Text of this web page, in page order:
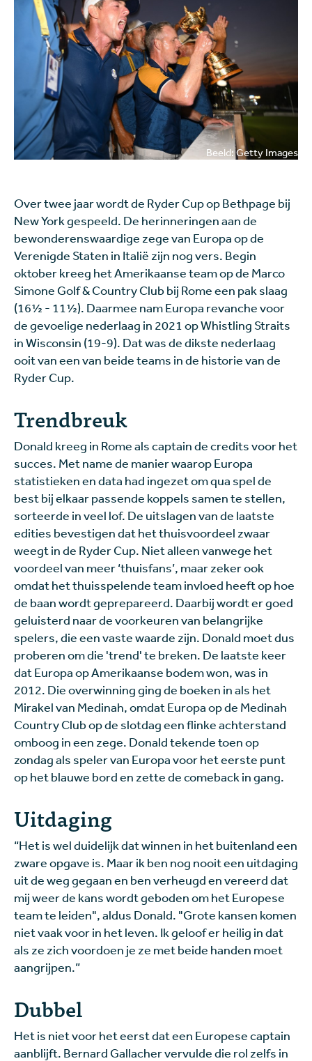
Beeld: Getty Images
Over twee jaar wordt de Ryder Cup op Bethpage bij
New York gespeeld. De herinneringen aan de
bewonderenswaardige zege van Europa op de
Verenigde Staten in Italië zijn nog vers. Begin
oktober kreeg het Amerikaanse team op de Marco
Simone Golf & Country Club bij Rome een pak slaag
(16½ - 11½). Daarmee nam Europa revanche voor
de gevoelige nederlaag in 2021 op Whistling Straits
in Wisconsin (19-9). Dat was de dikste nederlaag
ooit van een van beide teams in de historie van de
Ryder Cup.
Trendbreuk
Donald kreeg in Rome als captain de credits voor het
succes. Met name de manier waarop Europa
statistieken en data had ingezet om qua spel de
best bij elkaar passende koppels samen te stellen,
sorteerde in veel lof. De uitslagen van de laatste
edities bevestigen dat het thuisvoordeel zwaar
weegt in de Ryder Cup. Niet alleen vanwege het
voordeel van meer ‘thuisfans’, maar zeker ook
omdat het thuisspelende team invloed heeft op hoe
de baan wordt geprepareerd. Daarbij wordt er goed
geluisterd naar de voorkeuren van belangrijke
spelers, die een vaste waarde zijn. Donald moet dus
proberen om die 'trend' te breken. De laatste keer
dat Europa op Amerikaanse bodem won, was in
2012. Die overwinning ging de boeken in als het
Mirakel van Medinah, omdat Europa op de Medinah
Country Club op de slotdag een flinke achterstand
omboog in een zege. Donald tekende toen op
zondag als speler van Europa voor het eerste punt
op het blauwe bord en zette de comeback in gang.
Uitdaging
“Het is wel duidelijk dat winnen in het buitenland een
zware opgave is. Maar ik ben nog nooit een uitdaging
uit de weg gegaan en ben verheugd en vereerd dat
mij weer de kans wordt geboden om het Europese
team te leiden", aldus Donald. "Grote kansen komen
niet vaak voor in het leven. Ik geloof er heilig in dat
als ze zich voordoen je ze met beide handen moet
aangrijpen.”
Dubbel
Het is niet voor het eerst dat een Europese captain
aanblijft. Bernard Gallacher vervulde die rol zelfs in